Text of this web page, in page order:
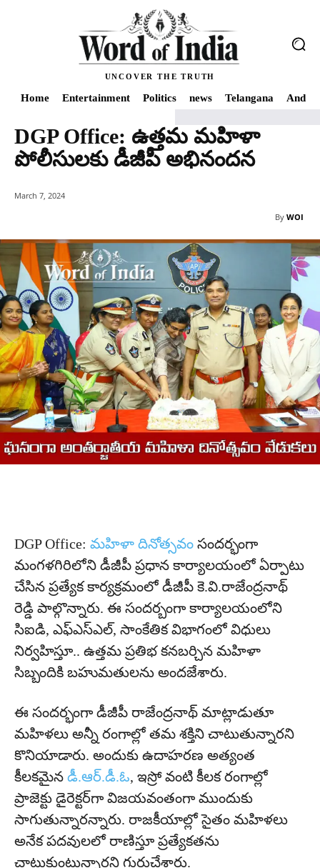
UNCOVER THE TRUTH
Home Entertainment Politics news Telangana
Home news DGP Office: ఉత్తమ మహిళా పోలీసులకు డీజీపీ అభినందన
DGP Office: ఉత్తమ మహిళా
పోలీసులకు డీజీపీ అభినందన
March 7, 2024
By WOI
DGP Office: మహిళా దినోత్సవం సందర్భంగా
మంగళగిరిలోని డీజీపీ ప్రధాన కార్యాలయంలో ఏర్పాటు
చేసిన ప్రత్యేక కార్యక్రమంలో డీజీపీ కె.వి.రాజేంద్రనాథ్
రెడ్డి పాల్గొన్నారు. ఈ సందర్బంగా కార్యాలయంలోని
సి‌ఐ‌డి, ఎఫ్‌ఎస్‌ఎల్, సాంకేతిక విభాగంలో విధులు
నిర్వహిస్తూ.. ఉత్తమ ప్రతిభ కనబర్చిన మహిళా
సిబ్బందికి బహుమతులను అందజేశారు.
ఈ సందర్భంగా డీజీపీ రాజేంద్రనాథ్ మాట్లాడుతూ
మహిళలు అన్నీ రంగాల్లో తమ శక్తిని చాటుతున్నారని
కొనియాడారు. అందుకు ఉదాహరణ అత్యంత
కీలకమైన డీ.ఆర్.డీ.ఓ, ఇస్రో వంటి కీలక రంగాల్లో
ప్రాజెక్టు డైరెక్టర్‌గా విజయవంతంగా ముందుకు
సాగుతున్నారన్నారు. రాజకీయాల్లో సైతం మహిళలు
అనేక పదవులలో రాణిస్తూ ప్రత్యేకతను
చాటుకుంటున్నారని గుర్తుచేశారు.